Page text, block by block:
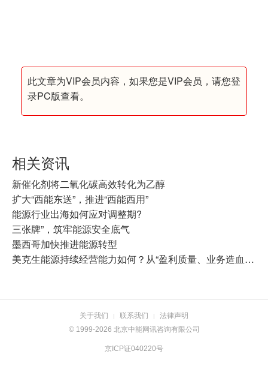
此文章为VIP会员内容，如果您是VIP会员，请您登
录PC版查看。
相关资讯
新催化剂将二氧化碳高效转化为乙醇
扩大“西能东送”，推进“西能西用”
能源行业出海如何应对调整期?
三张牌”，筑牢能源安全底气
墨西哥加快推进能源转型
美克生能源持续经营能力如何？从“盈利质量、业务造血与融资能力”三维度拆解其增长韧性
关于我们 | 联系我们 |
法律声明
© 1999-2026 北京中能网讯咨询有限公司
京ICP证040220号